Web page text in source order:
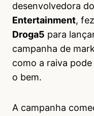
desenvolvedora do
Entertainment,
Droga5 para
campanha de
como a raiva
o bem.
A campanha